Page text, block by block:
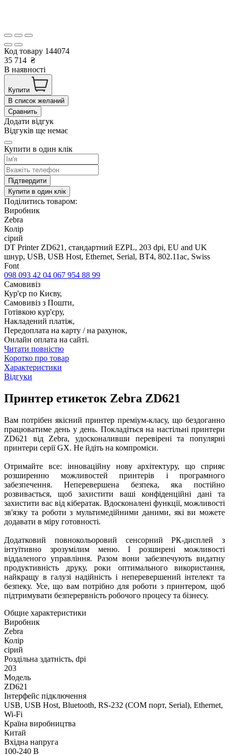
Код товару 144074
35 714 ₴
В наявності
Купити
В список желаний
Сравнить
Додати відгук
Відгуків ще немає
Купити в один клік
Підтвердити
Купити в один клік
Поділитись товаром:
Виробник
Zebra
Колір
сірий
DT Printer ZD621, стандартний EZPL, 203 dpi, EU and UK
шнур, USB, USB Host, Ethernet, Serial, BT4, 802.11ac, Swiss
Font
098 093 42 04 067 954 88 99
Самовивіз
Кур'єр по Києву,
Самовивіз з Пошти,
Готівкою кур'єру,
Накладений платіж,
Передоплата на карту / на рахунок,
Онлайн оплата на сайті.
Читати повністю
Коротко про товар
Характеристики
Відгуки
Принтер етикеток Zebra ZD621
Вам потрібен якісний принтер преміум-класу, що бездоганно
працюватиме день у день. Покладіться на настільні принтери
ZD621 від Zebra, удосконаливши перевірені та популярні
принтери серії GX. Не йдіть на компроміси.
Отримайте все: інноваційну нову архітектуру, що сприяє
розширенню можливостей принтерів і програмного
забезпечення. Неперевершена безпека, яка постійно
розвивається, щоб захистити ваші конфіденційні дані та
захистити вас від кібератак. Вдосконалені функції, можливості
зв'язку та роботи з мультимедійними даними, які ви можете
додавати в міру готовності.
Додатковий повнокольоровий сенсорний РК-дисплей з
інтуїтивно зрозумілим меню. І розширені можливості
віддаленого управління. Разом вони забезпечують видатну
продуктивність друку, роки оптимального використання,
найкращу в галузі надійність і неперевершений інтелект та
безпеку. Усе, що вам потрібно для роботи з принтером, щоб
підтримувати безперервність робочого процесу та бізнесу.
Общие характеристики
Виробник
Zebra
Колір
сірий
Роздільна здатність, dpi
203
Модель
ZD621
Інтерфейс підключення
USB, USB Host, Bluetooth, RS-232 (COM порт, Serial), Ethernet,
Wi-Fi
Країна виробництва
Китай
Вхідна напруга
100-240 В